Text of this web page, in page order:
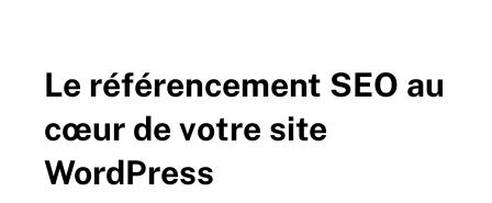
Le référencement SEO au
cœur de votre site
WordPress